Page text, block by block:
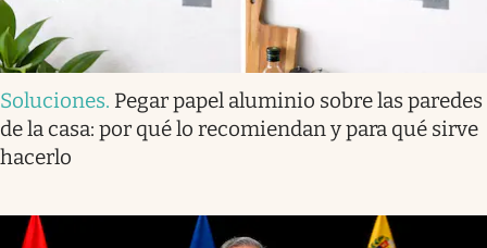
Soluciones. Pegar papel aluminio sobre las paredes
de la casa: por qué lo recomiendan y para qué sirve
hacerlo